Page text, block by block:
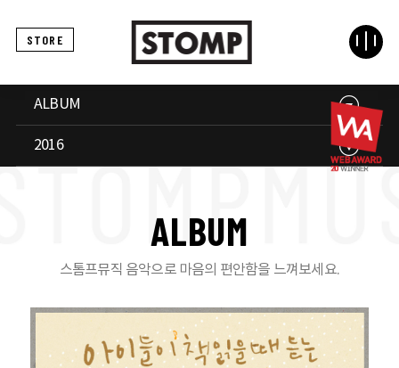
STORE
ALBUM
2016
ALBUM
스톰프뮤직 음악으로 마음의 편안함을 느껴보세요.